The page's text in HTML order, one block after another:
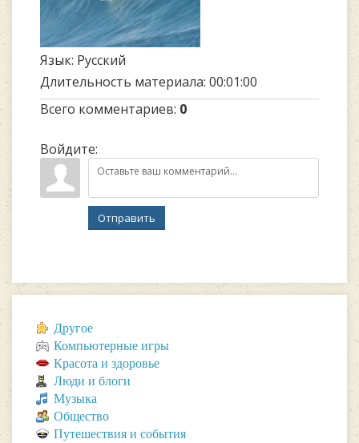
Язык: Русский
Длительность материала: 00:01:00
Всего комментариев: 0
Войдите:
Отправить
Другое
Компьютерные игры
Красота и здоровье
Люди и блоги
Музыка
Общество
Путешествия и события